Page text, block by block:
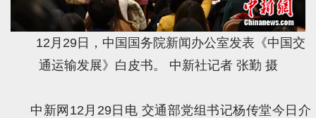
12月29日，中国国务院新闻办公室发表《中国交
通运输发展》白皮书。 中新社记者 张勤 摄
中新网12月29日电 交通部党组书记杨传堂今日介